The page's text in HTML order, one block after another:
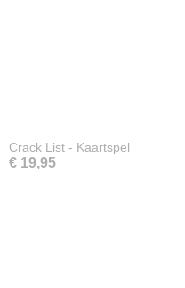
Crack List - Kaartspel
€ 19,95